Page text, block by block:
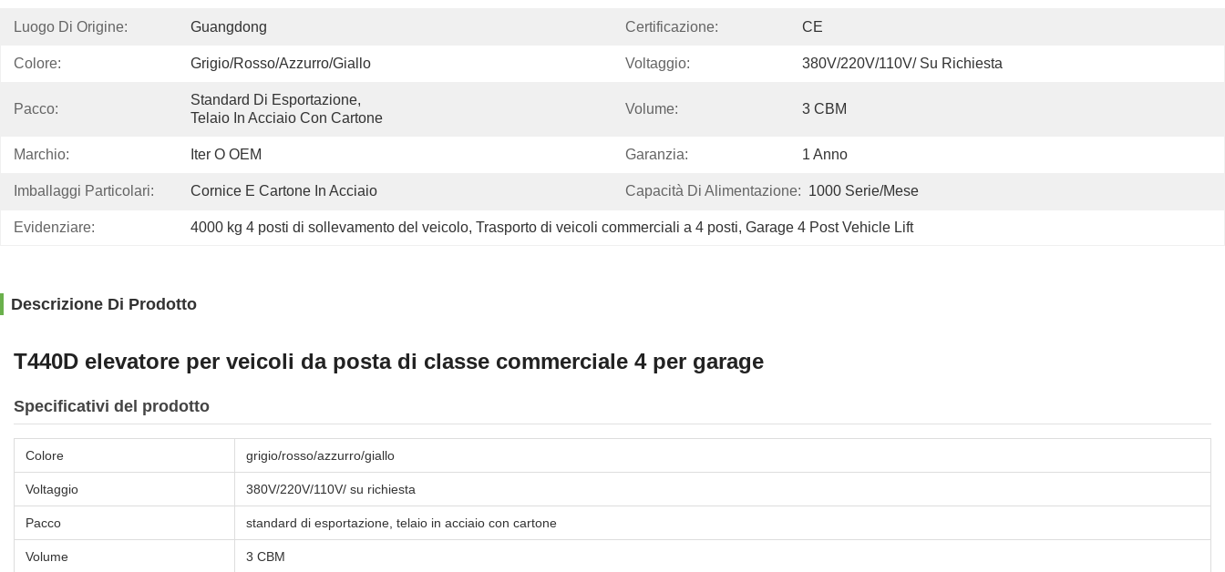
Luogo Di Origine: Guangdong Certificazione: CE
Colore: Grigio/rosso/azzurro/giallo Voltaggio: 380V/220V/110V/ Su Richiesta
Pacco:
Standard Di Esportazione,
Telaio In Acciaio Con Cartone
Volume: 3 CBM
Marchio: Iter O OEM Garanzia: 1 Anno
Imballaggi Particolari: Cornice E Cartone In Acciaio Capacità Di Alimentazione: 1000 Serie/mese
Evidenziare: 4000 kg 4 posti di sollevamento del veicolo, Trasporto di veicoli commerciali a 4 posti, Garage 4 Post Vehicle Lift
Descrizione Di Prodotto
T440D elevatore per veicoli da posta di classe commerciale 4 per garage
Specificativi del prodotto
Colore grigio/rosso/azzurro/giallo
Voltaggio 380V/220V/110V/ su richiesta
Pacco standard di esportazione, telaio in acciaio con cartone
Volume 3 CBM